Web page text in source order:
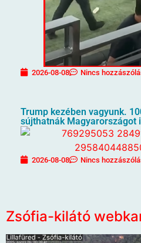
2026-08-08 Nincs
Trump kezében vagyunk.
sújthatnák Magyarországot
2026-08-08 Nincs
Zsófia-kilátó